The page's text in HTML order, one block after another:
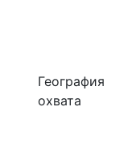
География
охвата